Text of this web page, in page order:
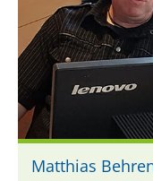
Matthias